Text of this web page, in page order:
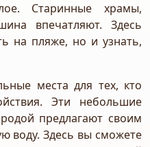
Старинные храмы,
впечатляют. Здесь
на пляже, но и узнать,
места для тех, кто
Эти небольшие
предлагают своим
воду. Здесь вы сможете